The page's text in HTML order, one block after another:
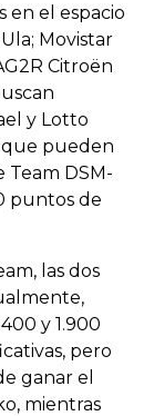
en el espacio
Movistar
Citroën
y Lotto
que pueden
Team DSM-
puntos de
las dos
y 1.900
pero
ganar el
mientras